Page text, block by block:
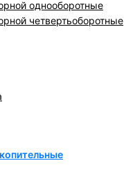
однооборотные
четвертьоборотные